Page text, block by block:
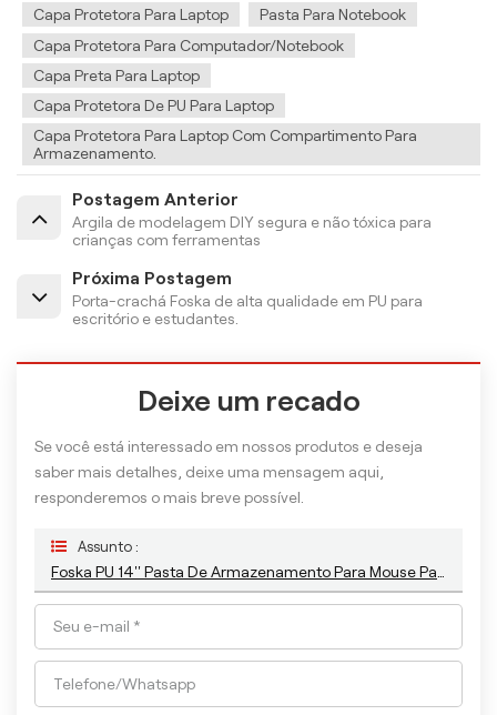
Capa Protetora Para Laptop
Pasta Para Notebook
Capa Protetora Para Computador/notebook
Capa Preta Para Laptop
Capa Protetora De PU Para Laptop
Capa Protetora Para Laptop Com Compartimento Para
Armazenamento.
Postagem Anterior
Argila de modelagem DIY segura e não tóxica para
crianças com ferramentas
Próxima Postagem
Porta-crachá Foska de alta qualidade em PU para
escritório e estudantes.
Deixe um recado
Se você está interessado em nossos produtos e deseja
saber mais detalhes, deixe uma mensagem aqui,
responderemos o mais breve possível.
Assunto :